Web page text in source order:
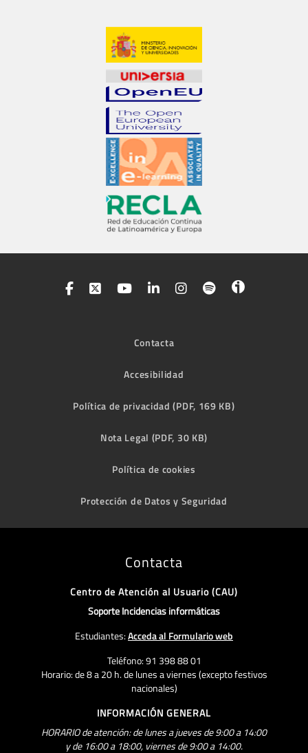
Contacta
Accesibilidad
Política de privacidad (PDF, 169 KB)
Nota Legal (PDF, 30 KB)
Política de cookies
Protección de Datos y Seguridad
Contacta
Centro de Atención al Usuario (CAU)
Soporte Incidencias informáticas
Estudiantes:Acceda al Formulario web
Teléfono: 91 398 88 01
Horario: de 8 a 20 h. de lunes a viernes (excepto festivos
nacionales)
INFORMACIÓN GENERAL
HORARIO de atención: de lunes a jueves de 9:00 a 14:00
y de 16:00 a 18:00, viernes de 9:00 a 14:00.